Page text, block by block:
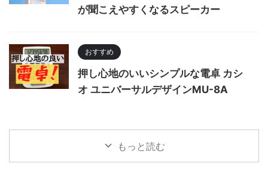
が聞こえやすくなるスピーカー
おすすめ
押し心地のいいシンプルな電卓 カシ
オ ユニバーサルデザインMU-8A
もっと読む